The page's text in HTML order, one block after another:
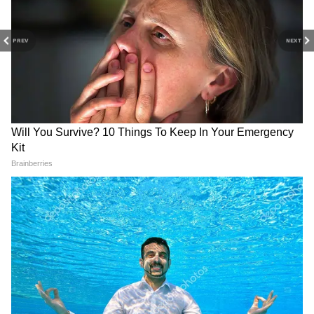
PREV NEXT
View post on Instagram
Instagram अकाउंट रिपोर्ट करने का लगाया आरोप
दीक्षा पवार ने यह भी दावा किया कि Splitsvilla की
टीम लगातार उनके इंस्टाग्राम अकाउंट को रिपोर्ट कर रही
है। उनका कहना है कि उनके अकाउंट पर स्ट्राइक भेजी
RECOMMENDED STORIES